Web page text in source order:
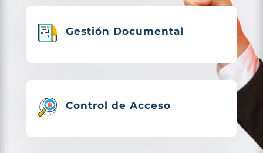
Gestión Documental
Control de Acceso